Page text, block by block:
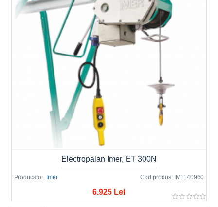
Producator: Imer Cod produs: IM1140960
Electropalan Imer, ET 300N
6.925 Lei